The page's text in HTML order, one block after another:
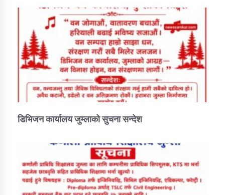
डिभिजन कार्यालय जुम्लाको सुचना सन्देश